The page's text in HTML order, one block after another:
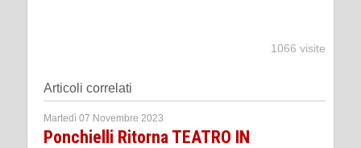
1066 visite
Articoli correlati
Martedì 07 Novembre 2023
Ponchielli Ritorna TEATRO IN